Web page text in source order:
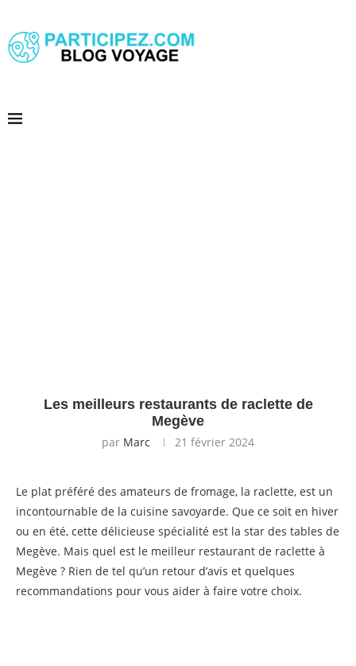
Les meilleurs restaurants de raclette de
Megève
par Marc 21 février 2024
Le plat préféré des amateurs de fromage, la raclette, est un
incontournable de la cuisine savoyarde. Que ce soit en hiver
ou en été, cette délicieuse spécialité est la star des tables de
Megève. Mais quel est le meilleur restaurant de raclette à
Megève ? Rien de tel qu’un retour d’avis et quelques
recommandations pour vous aider à faire votre choix.